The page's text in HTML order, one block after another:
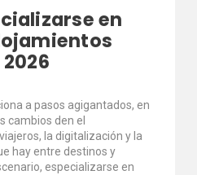
en
a pasos agigantados, en
cambios den el
la digitalización y la
hay entre destinos y
especializarse en